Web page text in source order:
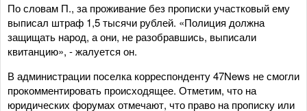
По словам П., за проживание без прописки участковый ему
выписал штраф 1,5 тысячи рублей. «Полиция должна
защищать народ, а они, не разобравшись, выписали
квитанцию», - жалуется он.
В администрации поселка корреспонденту 47News не смогли
прокомментировать происходящее. Отметим, что на
юридических форумах отмечают, что право на прописку или